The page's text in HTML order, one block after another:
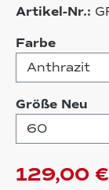
Artikel-Nr.:
Farbe
Größe Neu
129,00